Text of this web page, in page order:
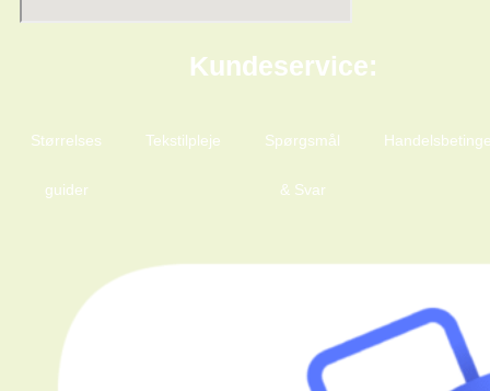
Kundeservice:
Størrelses
guider
Tekstilpleje Spørgsmål
& Svar